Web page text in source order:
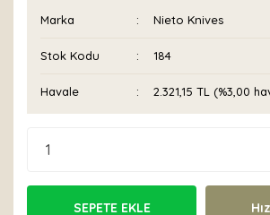
Marka Nieto Knives
Stok Kodu 184
Havale 2.321,15 TL (%3,00
SEPETE EKLE